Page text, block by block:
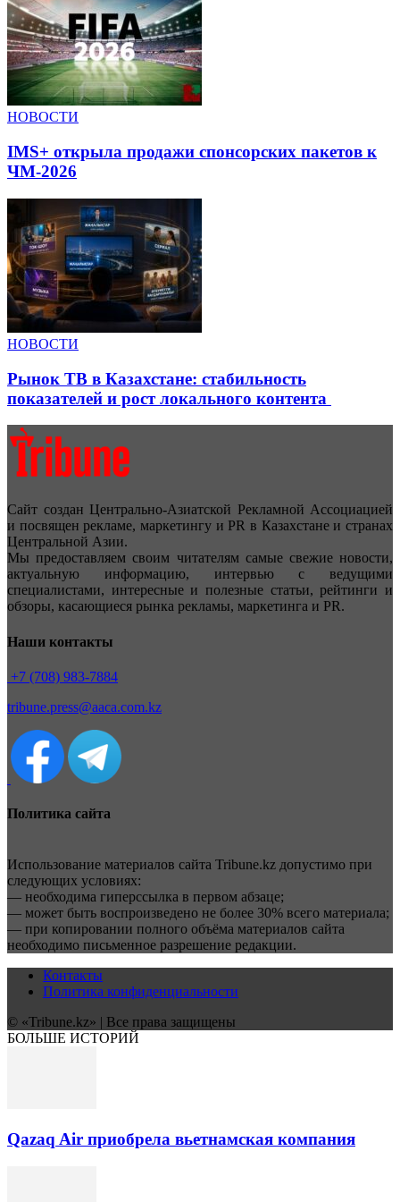
НОВОСТИ
IMS+ открыла продажи спонсорских пакетов к
ЧМ-2026
НОВОСТИ
Рынок ТВ в Казахстане: стабильность
показателей и рост локального контента
Сайт создан Центрально-Азиатской Рекламной Ассоциацией
и посвящен рекламе, маркетингу и PR в Казахстане и странах
Центральной Азии.
Мы предоставляем своим читателям самые свежие новости,
актуальную информацию, интервью с ведущими
специалистами, интересные и полезные статьи, рейтинги и
обзоры, касающиеся рынка рекламы, маркетинга и PR.
Наши контакты
+7 (708) 983-7884
tribune.press@aaca.com.kz
Политика сайта
Использование материалов сайта Tribune.kz допустимо при
следующих условиях:
— необходима гиперссылка в первом абзаце;
— может быть воспроизведено не более 30% всего материала;
— при копировании полного объёма материалов сайта
необходимо письменное разрешение редакции.
Контакты
Политика конфиденциальности
© «Tribune.kz» | Все права защищены
БОЛЬШЕ ИСТОРИЙ
Qazaq Air приобрела вьетнамская компания